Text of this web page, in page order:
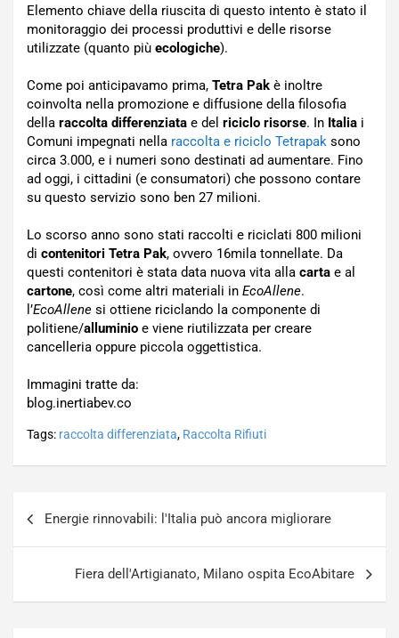
Elemento chiave della riuscita di questo intento è stato il
monitoraggio dei processi produttivi e delle risorse
utilizzate (quanto più ecologiche).
Come poi anticipavamo prima, Tetra Pak è inoltre
coinvolta nella promozione e diffusione della filosofia
della raccolta differenziata e del riciclo risorse. In Italia i
Comuni impegnati nella raccolta e riciclo Tetrapak sono
circa 3.000, e i numeri sono destinati ad aumentare. Fino
ad oggi, i cittadini (e consumatori) che possono contare
su questo servizio sono ben 27 milioni.
Lo scorso anno sono stati raccolti e riciclati 800 milioni
di contenitori Tetra Pak, ovvero 16mila tonnellate. Da
questi contenitori è stata data nuova vita alla carta e al
cartone, così come altri materiali in EcoAllene.
l’EcoAllene si ottiene riciclando la componente di
politiene/alluminio e viene riutilizzata per creare
cancelleria oppure piccola oggettistica.
Immagini tratte da:
blog.inertiabev.co
Tags: raccolta differenziata, Raccolta Rifiuti
articoli
Energie rinnovabili: l'Italia può ancora migliorare
Fiera dell'Artigianato, Milano ospita EcoAbitare